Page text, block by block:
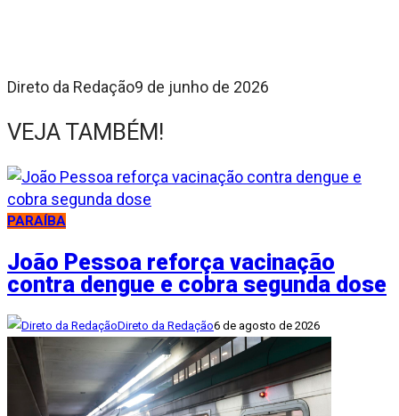
Direto da Redação9 de junho de 2026
VEJA TAMBÉM!
PARAÍBA
João Pessoa reforça vacinação
contra dengue e cobra segunda dose
Direto da Redação6 de agosto de 2026